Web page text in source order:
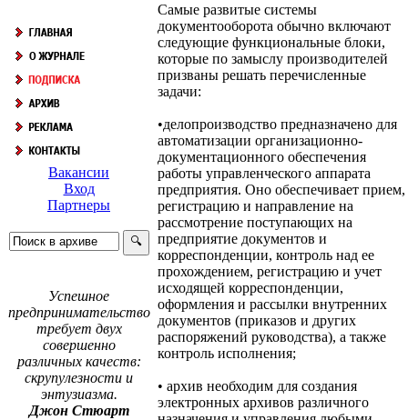
Вакансии
Вход
Партнеры
Успешное
предпринимательство
требует двух
совершенно
различных качеств:
скрупулезности и
энтузиазма.
Джон Стюарт
Самые развитые системы
документооборота обычно включают
следующие функциональные блоки,
которые по замыслу производителей
призваны решать перечисленные
задачи:
•делопроизводство предназначено для
автоматизации организационно-
документационного обеспечения
работы управленческого аппарата
предприятия. Оно обеспечивает прием,
регистрацию и направление на
рассмотрение поступающих на
предприятие документов и
корреспонденции, контроль над ее
прохождением, регистрацию и учет
исходящей корреспонденции,
оформления и рассылки внутренних
документов (приказов и других
распоряжений руководства), а также
контроль исполнения;
• архив необходим для создания
электронных архивов различного